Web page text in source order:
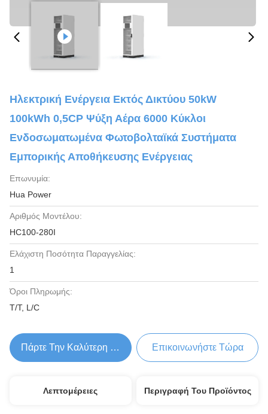
Ηλεκτρική Ενέργεια Εκτός Δικτύου 50kW
100kWh 0,5CP Ψύξη Αέρα 6000 Κύκλοι
Ενδοσωματωμένα Φωτοβολταϊκά Συστήματα
Εμπορικής Αποθήκευσης Ενέργειας
Επωνυμία:
Hua Power
Αριθμός Μοντέλου:
HC100-280I
Ελάχιστη Ποσότητα Παραγγελίας:
1
Όροι Πληρωμής:
T/T, L/C
Πάρτε Την Καλύτερη Τιμή Επικοινωνήστε Τώρα
Λεπτομέρειες Περιγραφή Του Προϊόντος